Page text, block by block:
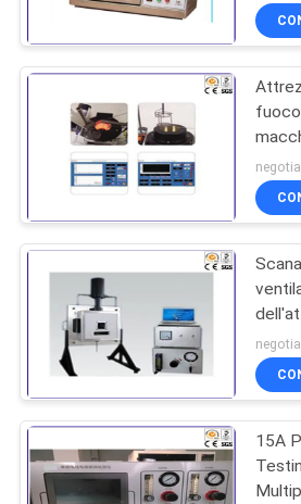
SULLA
PRIVACY
Tester del
materiale da
costruzione
Camera Test
ambientali
15A